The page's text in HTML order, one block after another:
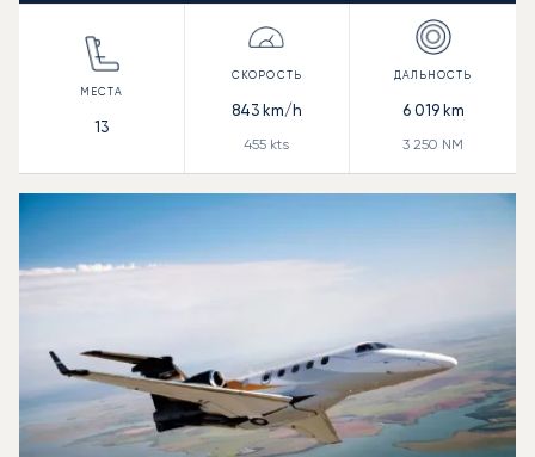
13
843km/h
455 kts
6 019km
3 250 NM